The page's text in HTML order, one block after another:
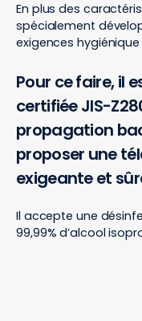
En plus des
spécialement
exigences
Pour ce faire, il
certifiée JIS-
propagation
proposer une
exigeante et
Il accepte une
99,99% d’alcool